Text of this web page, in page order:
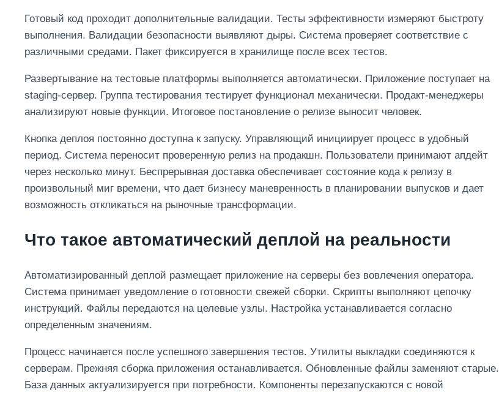
Готовый код проходит дополнительные валидации. Тесты эффективности измеряют быстроту
выполнения. Валидации безопасности выявляют дыры. Система проверяет соответствие с
различными средами. Пакет фиксируется в хранилище после всех тестов.
Развертывание на тестовые платформы выполняется автоматически. Приложение поступает на
staging-сервер. Группа тестирования тестирует функционал механически. Продакт-менеджеры
анализируют новые функции. Итоговое постановление о релизе выносит человек.
Кнопка деплоя постоянно доступна к запуску. Управляющий инициирует процесс в удобный
период. Система переносит проверенную релиз на продакшн. Пользователи принимают апдейт
через несколько минут. Беспрерывная доставка обеспечивает состояние кода к релизу в
произвольный миг времени, что дает бизнесу маневренность в планировании выпусков и дает
возможность откликаться на рыночные трансформации.
Что такое автоматический деплой на реальности
Автоматизированный деплой размещает приложение на серверы без вовлечения оператора.
Система принимает уведомление о готовности свежей сборки. Скрипты выполняют цепочку
инструкций. Файлы передаются на целевые узлы. Настройка устанавливается согласно
определенным значениям.
Процесс начинается после успешного завершения тестов. Утилиты выкладки соединяются к
серверам. Прежняя сборка приложения останавливается. Обновленные файлы заменяют старые.
База данных актуализируется при потребности. Компоненты перезапускаются с новой